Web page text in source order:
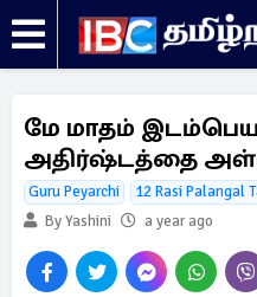
மே மாதம்
அதிர்ஷ்டத்தை
Guru Peyarchi 12 Rasi Palangal
By Yashini
a year ago